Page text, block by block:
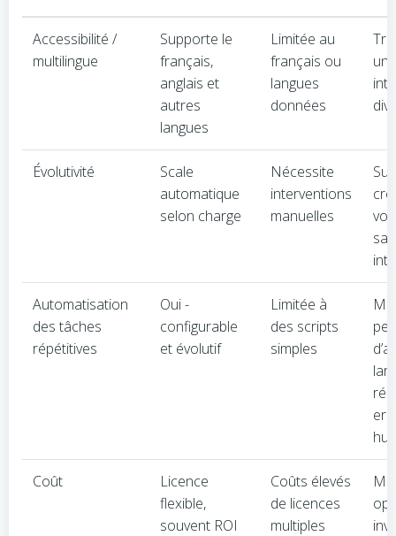
Accessibilité /
multilingue
Supporte le
français,
anglais et
autres
langues
Limitée au
français ou
langues
données
un
Évolutivité
Scale
automatique
selon charge
Nécessite
interventions
manuelles
Automatisation
des tâches
répétitives
Oui -
configurable
et évolutif
Limitée à
des scripts
simples
Coût
Licence
flexible,
souvent ROI
Coûts élevés
de licences
multiples